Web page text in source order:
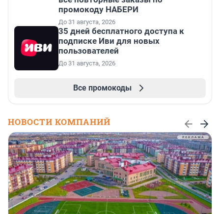
промокоду НАБЕРИ
До 31 августа, 2026
35 дней бесплатного доступа к
подписке Иви для новых
пользователей
До 31 августа, 2026
Все промокоды
НОВОСТИ КОМПАНИЙ